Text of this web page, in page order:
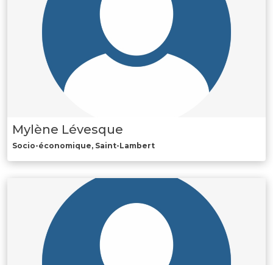
Mylène Lévesque
Socio-économique, Saint-Lambert